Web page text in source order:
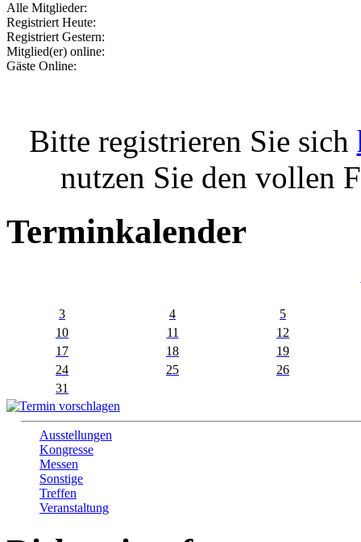
Alle Mitglieder:
Registriert Heute:
Registriert Gestern:
Mitglied(er) online:
Gäste Online:
Bitte registrieren Sie sich
nutzen Sie den vollen
Terminkalender
3 4
5
10
11
12
17
18
19
24
25
26
31
Ausstellungen
Kongresse
Messen
Sonstige
Treffen
Veranstaltung